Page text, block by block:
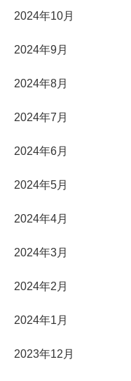
2024年10月
2024年9月
2024年8月
2024年7月
2024年6月
2024年5月
2024年4月
2024年3月
2024年2月
2024年1月
2023年12月